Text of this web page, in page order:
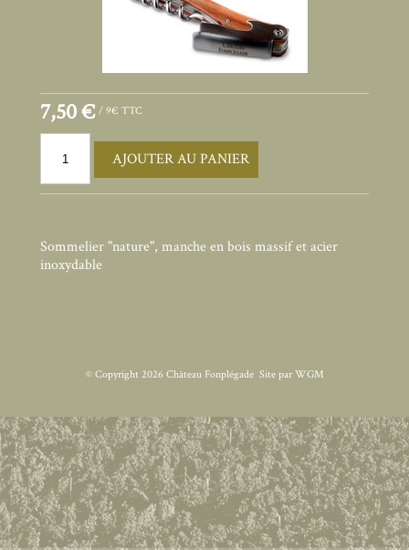
7,50 € / 9€ TTC
AJOUTER AU PANIER
Sommelier "nature", manche en bois massif et acier
inoxydable
© Copyright 2026 Château Fonplégade Site parWGM
3D: FLAG3D
WIN3DS
Extra parameters for 3D secure V2: